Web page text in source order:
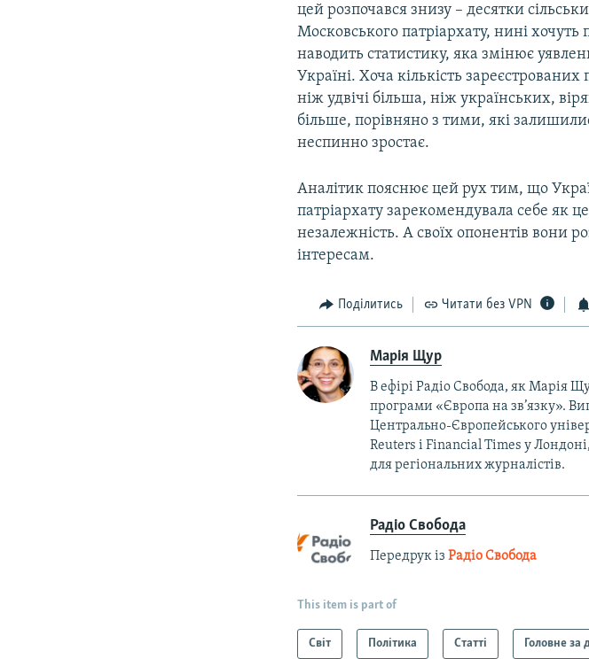
цей розпочався знизу – десятки
Московського патріархату, нині
наводить статистику, яка змінює
Україні. Хоча кількість
ніж удвічі більша, ніж українських,
більше, порівняно з тими, які
неспинно зростає.
Аналітик пояснює цей рух тим, що
патріархату зарекомендувала себе як
незалежність. А своїх опонентів вони
інтересам.
Поділитись Читати без VPN
Марія Щур
В ефірі Радіо Свобода, як Марія
програми «Європа на зв’язку».
Центрально-Європейського
Reuters і Financial Times у
для регіональних журналістів.
Радіо Свобода
Передрук ізРадіо Свобода
This item is part of
Світ Політика Статті Головне за